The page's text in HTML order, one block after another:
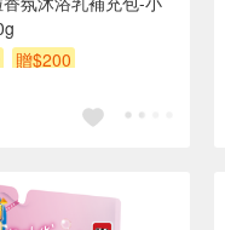
贈$200